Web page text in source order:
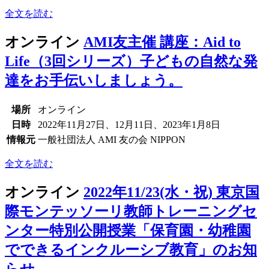
全文を読む
オンライン AMI友主催 講座：Aid to
Life（3回シリーズ）子どもの自然な発
達をお手伝いしましょう。
場所
オンライン
日時
2022年11月27日、12月11日、2023年1月8日
情報元 一般社団法人 AMI 友の会 NIPPON
全文を読む
オンライン 2022年11/23(水・祝) 東京国
際モンテッソーリ教師トレーニングセ
ンター特別公開授業「保育園・幼稚園
でできるインクルーシブ教育」のお知